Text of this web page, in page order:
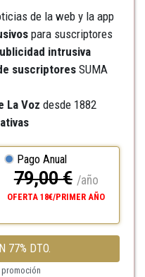
de la web y la app
para suscriptores
intrusiva
suscriptores SUMA
La Voz desde 1882
Pago Anual
79,00 € /año
OFERTA 18€/PRIMER AÑO
77% DTO.